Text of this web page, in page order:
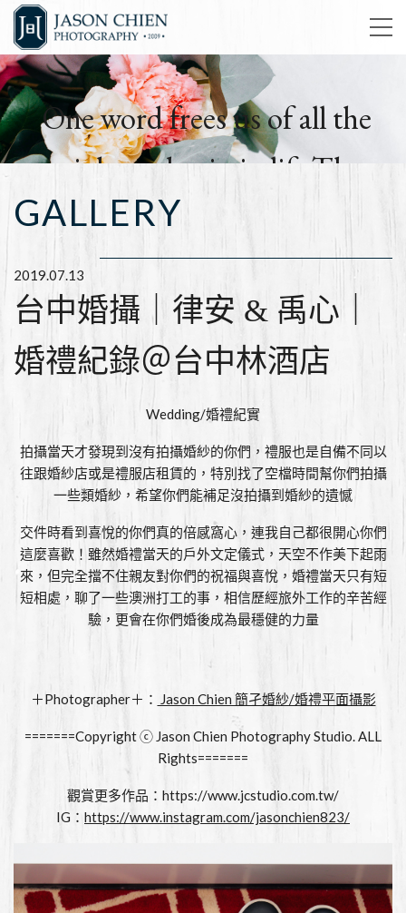
One word frees us of all the
weight and pain in life.That
word is love.
簡孑影像工作室
GALLERY
2019.07.13
台中婚攝｜律安 & 禹心｜
婚禮紀錄＠台中林酒店
Wedding/婚禮紀實
拍攝當天才發現到沒有拍攝婚紗的你們，禮服也是自備不同以
往跟婚紗店或是禮服店租賃的，特別找了空檔時間幫你們拍攝
一些類婚紗，希望你們能補足沒拍攝到婚紗的遺憾
交件時看到喜悅的你們真的倍感窩心，連我自己都很開心你們
這麼喜歡！雖然婚禮當天的戶外文定儀式，天空不作美下起雨
來，但完全擋不住親友對你們的祝福與喜悅，婚禮當天只有短
短相處，聊了一些澳洲打工的事，相信歷經旅外工作的辛苦經
驗，更會在你們婚後成為最穩健的力量
＋Photographer＋： Jason Chien 簡孑婚紗/婚禮平面攝影
=======Copyright ⓒ Jason Chien Photography Studio. ALL
Rights=======
觀賞更多作品： https://www.jcstudio.com.tw/
IG： https://www.instagram.com/jasonchien823/